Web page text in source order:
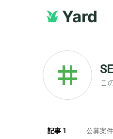
Yard
こ
記事 1 公募案